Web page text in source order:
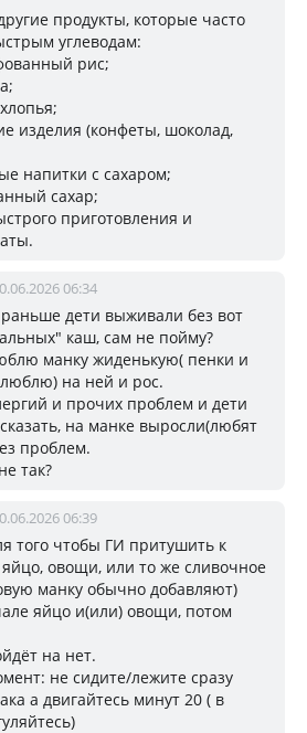
продукты, которые часто
углеводам:
рис;
изделия (конфеты, шоколад,
напитки с сахаром;
сахар;
приготовления и
06:34
дети выживали без вот
каш, сам не пойму?
манку жиденькую( пенки и
на ней и рос.
и прочих проблем и дети
на манке выросли(любят
проблем.
так?
06:39
того чтобы ГИ притушить к
овощи, или то же сливочное
манку обычно добавляют)
яйцо и(или) овощи, потом
на нет.
не сидите/лежите сразу
а двигайтесь минут 20 ( в